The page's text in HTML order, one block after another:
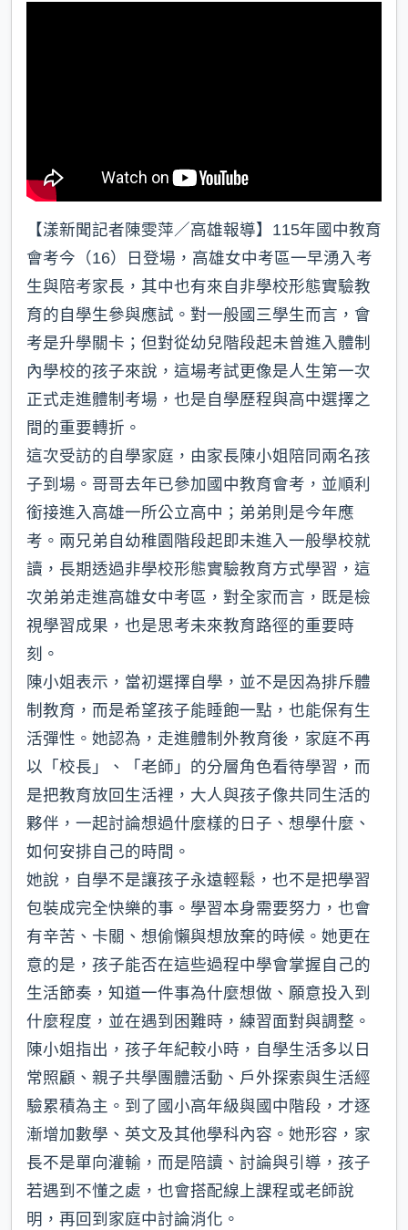
【漾新聞記者陳雯萍／高雄報導】115年國中教育
會考今（16）日登場，高雄女中考區一早湧入考
生與陪考家長，其中也有來自非學校形態實驗教
育的自學生參與應試。對一般國三學生而言，會
考是升學關卡；但對從幼兒階段起未曾進入體制
內學校的孩子來說，這場考試更像是人生第一次
正式走進體制考場，也是自學歷程與高中選擇之
間的重要轉折。
這次受訪的自學家庭，由家長陳小姐陪同兩名孩
子到場。哥哥去年已參加國中教育會考，並順利
銜接進入高雄一所公立高中；弟弟則是今年應
考。兩兄弟自幼稚園階段起即未進入一般學校就
讀，長期透過非學校形態實驗教育方式學習，這
次弟弟走進高雄女中考區，對全家而言，既是檢
視學習成果，也是思考未來教育路徑的重要時
刻。
陳小姐表示，當初選擇自學，並不是因為排斥體
制教育，而是希望孩子能睡飽一點，也能保有生
活彈性。她認為，走進體制外教育後，家庭不再
以「校長」、「老師」的分層角色看待學習，而
是把教育放回生活裡，大人與孩子像共同生活的
夥伴，一起討論想過什麼樣的日子、想學什麼、
如何安排自己的時間。
她說，自學不是讓孩子永遠輕鬆，也不是把學習
包裝成完全快樂的事。學習本身需要努力，也會
有辛苦、卡關、想偷懶與想放棄的時候。她更在
意的是，孩子能否在這些過程中學會掌握自己的
生活節奏，知道一件事為什麼想做、願意投入到
什麼程度，並在遇到困難時，練習面對與調整。
陳小姐指出，孩子年紀較小時，自學生活多以日
常照顧、親子共學團體活動、戶外探索與生活經
驗累積為主。到了國小高年級與國中階段，才逐
漸增加數學、英文及其他學科內容。她形容，家
長不是單向灌輸，而是陪讀、討論與引導，孩子
若遇到不懂之處，也會搭配線上課程或老師說
明，再回到家庭中討論消化。